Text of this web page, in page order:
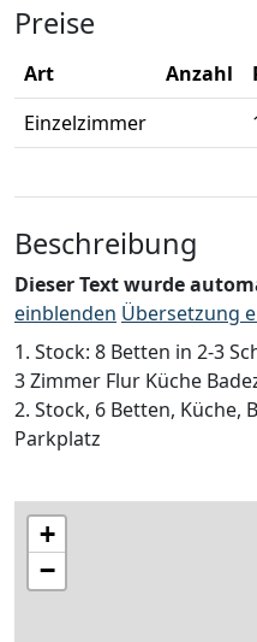
Preise
Art Anzahl
Einzelzimmer
Beschreibung
Dieser Text wurde
einblenden Übersetzung
1. Stock: 8 Betten in 2-3
3 Zimmer Flur Küche
2. Stock, 6 Betten, Küche,
Parkplatz
+
−